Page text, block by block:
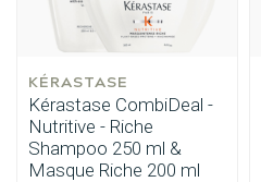
KÉRASTASE
Kérastase CombiDeal -
Nutritive - Riche
Shampoo 250 ml &
Masque Riche 200 ml